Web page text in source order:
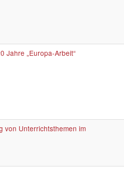
Jahre „Europa-Arbeit“
von Unterrichtsthemen im